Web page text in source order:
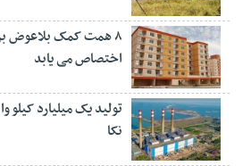
۸ همت کمک بلاعوض
اختصاص می یابد
تولید یک میلیارد
نکا